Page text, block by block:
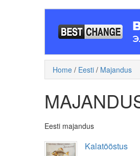
Home / Eesti / Majandus
Eesti majandus
Kalatööstus